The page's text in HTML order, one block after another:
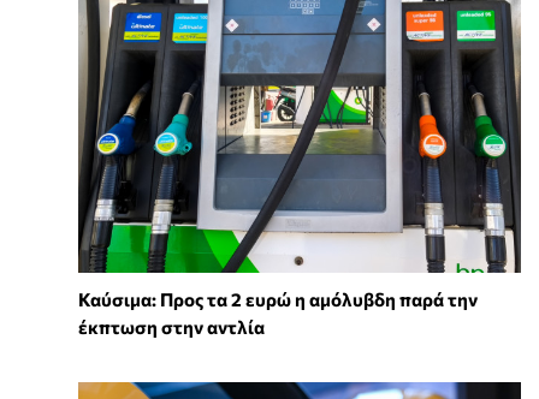
Καύσιμα: Προς τα 2 ευρώ η αμόλυβδη παρά την
έκπτωση στην αντλία